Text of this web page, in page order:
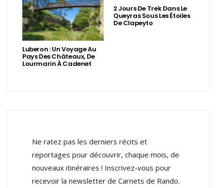
Luberon : Un Voyage Au
Pays Des Châteaux, De
Lourmarin À Cadenet
2 Jours De Trek Dans Le
Queyras Sous Les Étoiles
De Clapeyto
Ne ratez pas les derniers récits et
reportages pour découvrir, chaque mois, de
nouveaux itinéraires ! Inscrivez-vous pour
recevoir la newsletter de Carnets de Rando.